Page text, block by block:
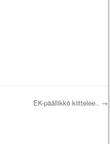
EK-päällikkö kiittelee.. →